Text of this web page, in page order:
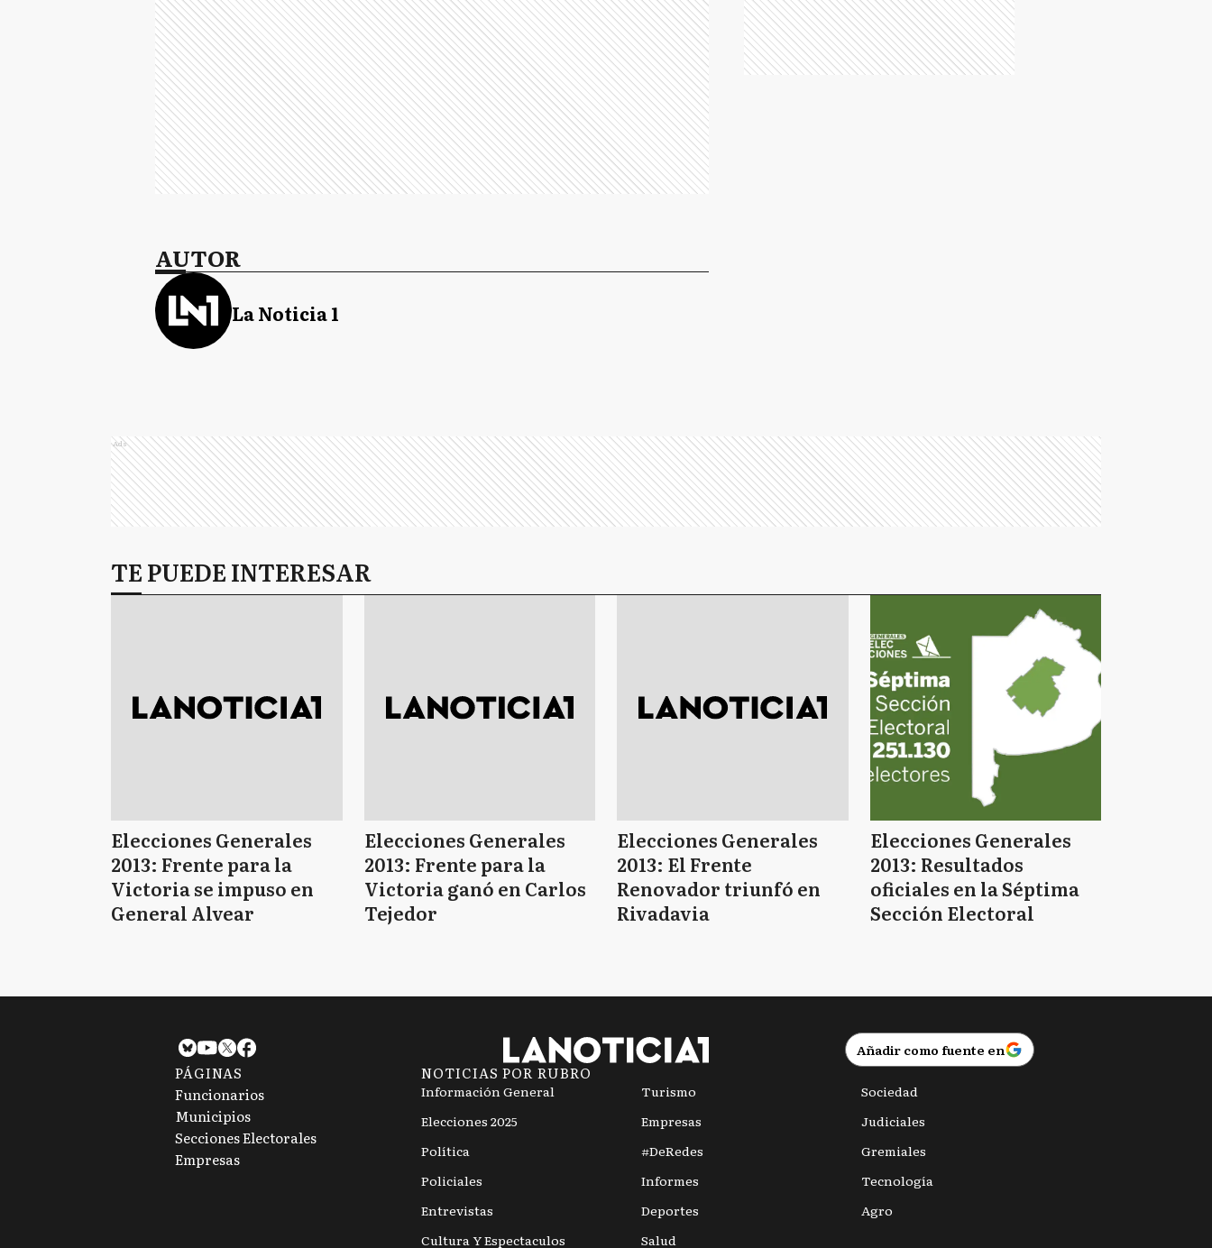
AUTOR
La Noticia 1
Ads
TE PUEDE INTERESAR
Elecciones Generales
2013: Frente para la
Victoria se impuso en
General Alvear
Elecciones Generales
2013: Frente para la
Victoria ganó en Carlos
Tejedor
Elecciones Generales
2013: El Frente
Renovador triunfó en
Rivadavia
Elecciones Generales
2013: Resultados
oficiales en la Séptima
Sección Electoral
Añadir como fuente en
PÁGINAS
Funcionarios
Municipios
Secciones Electorales
Empresas
NOTICIAS POR RUBRO
Información General
Elecciones 2025
Política
Policiales
Entrevistas
Cultura Y Espectaculos
Turismo
Empresas
#DeRedes
Informes
Deportes
Salud
Sociedad
Judiciales
Gremiales
Tecnología
Agro